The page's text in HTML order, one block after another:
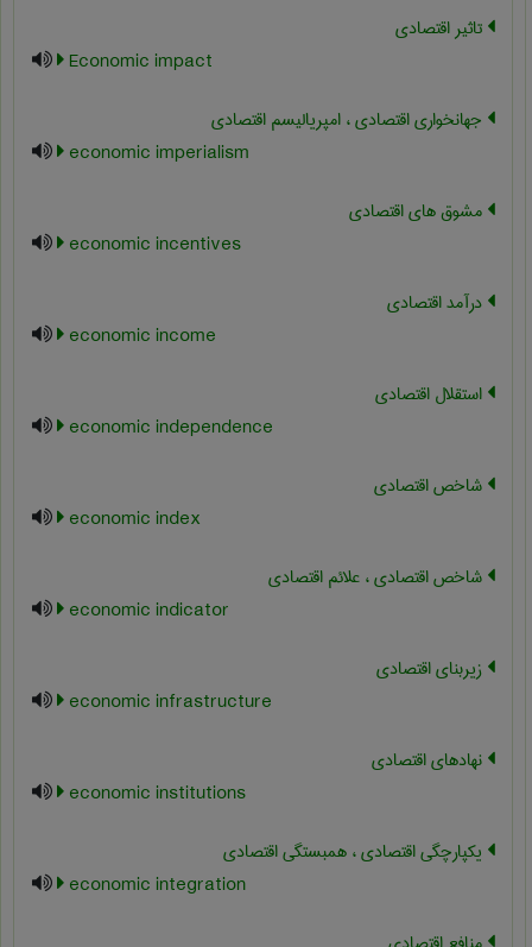
تاثیر اقتصادی
Economic impact
جهانخواری اقتصادی ، امپریالیسم اقتصادی
economic imperialism
مشوق های اقتصادی
economic incentives
درآمد اقتصادی
economic income
استقلال اقتصادی
economic independence
شاخص اقتصادی
economic index
شاخص اقتصادی ، علائم اقتصادی
economic indicator
زیربنای اقتصادی
economic infrastructure
نهادهای اقتصادی
economic institutions
یکپارچگی اقتصادی ، همبستگی اقتصادی
economic integration